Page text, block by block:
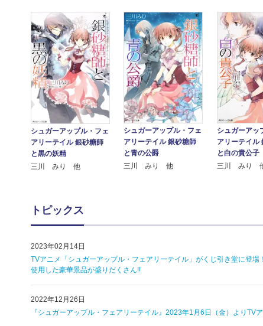
シュガーアップル・フェ
アリーテイル 銀砂糖師
と黒の妖精
三川 みり 他
シュガーアップル・フェ
アリーテイル 銀砂糖師
と青の公爵
三川 みり 他
シュガーアッ
アリーテイル
と白の貴公子
三川 みり
トピックス
2023年02月14日
TVアニメ「シュガーアップル・フェアリーテイル」がくじ引き堂に登
使用した豪華景品が盛りだくさん!!
2022年12月26日
『シュガーアップル・フェアリーテイル』2023年1月6日（金）よりTV